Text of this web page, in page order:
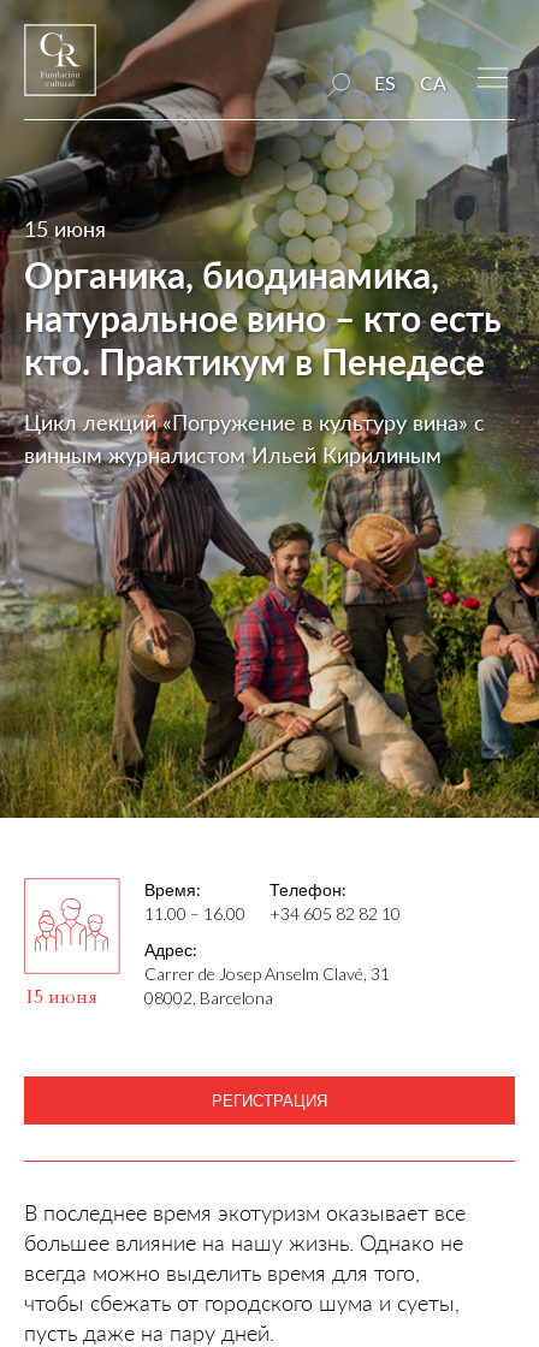
ES CA
15 июня
Органика, биодинамика,
натуральное вино – кто есть
кто. Практикум в Пенедесе
Цикл лекций «Погружение в культуру вина» с
винным журналистом Ильей Кирилиным
15 июня
Время:
11.00 – 16.00
Телефон:
+34 605 82 82 10
Адрес:
Carrer de Josep Anselm Clavé, 31
08002, Barcelona
РЕГИСТРАЦИЯ
В последнее время экотуризм оказывает все
большее влияние на нашу жизнь. Однако не
всегда можно выделить время для того,
чтобы сбежать от городского шума и суеты,
пусть даже на пару дней.